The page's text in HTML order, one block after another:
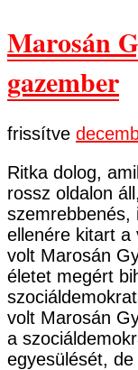
Marosán
gazember
frissítve
Ritka dolog,
rossz oldalon
szemrebbenés,
ellenére kitart a
volt Marosán
életet megért
volt Marosán
a
egyesülését,